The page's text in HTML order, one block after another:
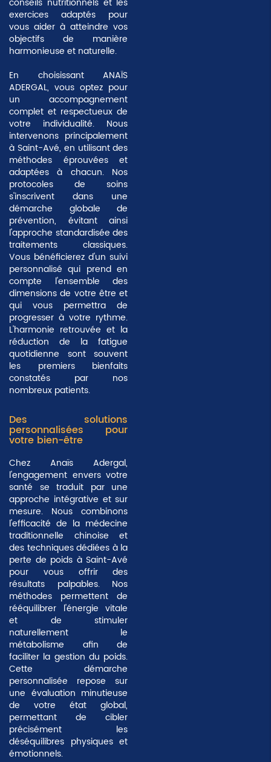
conseils nutritionnels et les
exercices adaptés pour
vous aider à atteindre vos
objectifs de manière
harmonieuse et naturelle.
En choisissant ANAÏS
ADERGAL, vous optez pour
un accompagnement
complet et respectueux de
votre individualité. Nous
intervenons principalement
à Saint-Avé, en utilisant des
méthodes éprouvées et
adaptées à chacun. Nos
protocoles de soins
s'inscrivent dans une
démarche globale de
prévention, évitant ainsi
l'approche standardisée des
traitements classiques.
Vous bénéficierez d'un suivi
personnalisé qui prend en
compte l'ensemble des
dimensions de votre être et
qui vous permettra de
progresser à votre rythme.
L'harmonie retrouvée et la
réduction de la fatigue
quotidienne sont souvent
les premiers bienfaits
constatés par nos
nombreux patients.
Des solutions
personnalisées pour
votre bien-être
Chez Anaïs Adergal,
l'engagement envers votre
santé se traduit par une
approche intégrative et sur
mesure. Nous combinons
l'efficacité de la médecine
traditionnelle chinoise et
des techniques dédiées à la
perte de poids à Saint-Avé
pour vous offrir des
résultats palpables. Nos
méthodes permettent de
rééquilibrer l'énergie vitale
et de stimuler
naturellement le
métabolisme afin de
faciliter la gestion du poids.
Cette démarche
personnalisée repose sur
une évaluation minutieuse
de votre état global,
permettant de cibler
précisément les
déséquilibres physiques et
émotionnels.